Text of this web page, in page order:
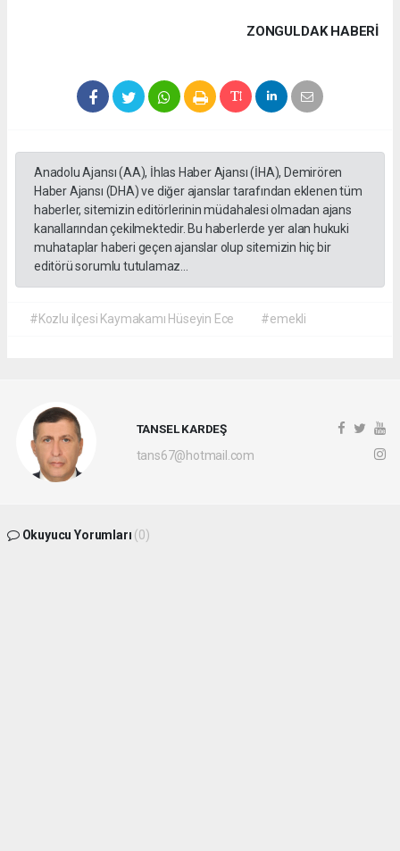
ZONGULDAK HABERİ
Anadolu Ajansı (AA), İhlas Haber Ajansı (İHA), Demirören
Haber Ajansı (DHA) ve diğer ajanslar tarafından eklenen tüm
haberler, sitemizin editörlerinin müdahalesi olmadan ajans
kanallarından çekilmektedir. Bu haberlerde yer alan hukuki
muhataplar haberi geçen ajanslar olup sitemizin hiç bir
editörü sorumlu tutulamaz...
#Kozlu ilçesi Kaymakamı Hüseyin Ece #emekli
TANSEL KARDEŞ
tans67@hotmail.com
Okuyucu Yorumları (0)